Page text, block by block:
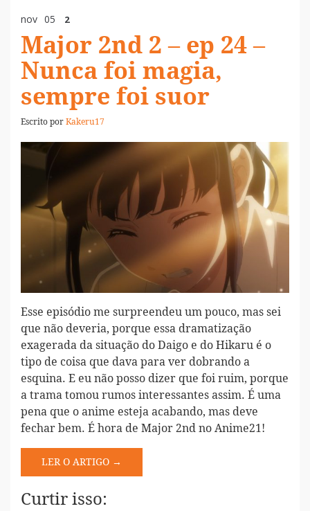
nov 05 2
Major 2nd 2 – ep 24 –
Nunca foi magia,
sempre foi suor
Escrito porKakeru17
Esse episódio me surpreendeu um pouco, mas sei
que não deveria, porque essa dramatização
exagerada da situação do Daigo e do Hikaru é o
tipo de coisa que dava para ver dobrando a
esquina. E eu não posso dizer que foi ruim, porque
a trama tomou rumos interessantes assim. É uma
pena que o anime esteja acabando, mas deve
fechar bem. É hora de Major 2nd no Anime21!
LER O ARTIGO →
Curtir isso: